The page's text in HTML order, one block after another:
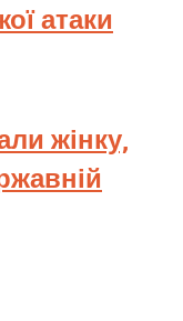
атаки
жінку,